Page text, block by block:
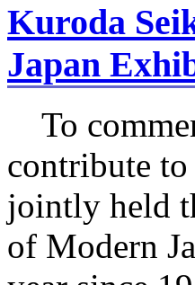
Kuroda
Japan
To
contribute
jointly held
of Modern